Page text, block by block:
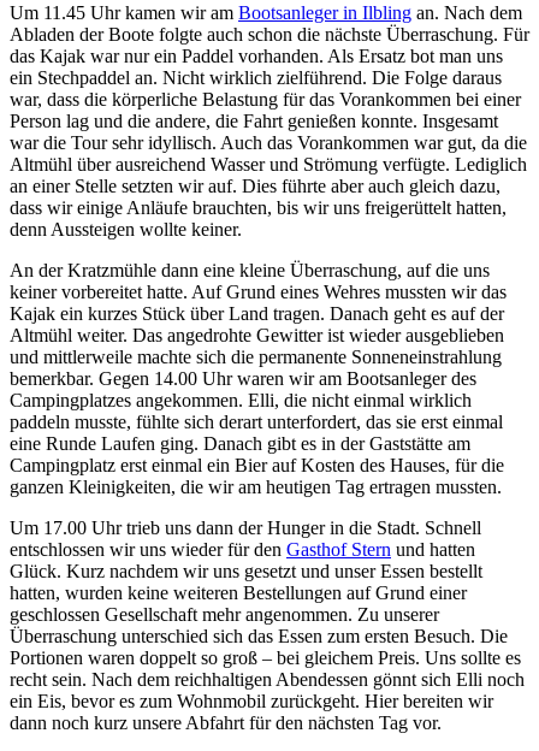
Um 11.45 Uhr kamen wir am Bootsanleger in Ilbling an. Nach dem
Abladen der Boote folgte auch schon die nächste Überraschung. Für
das Kajak war nur ein Paddel vorhanden. Als Ersatz bot man uns
ein Stechpaddel an. Nicht wirklich zielführend. Die Folge daraus
war, dass die körperliche Belastung für das Vorankommen bei einer
Person lag und die andere, die Fahrt genießen konnte. Insgesamt
war die Tour sehr idyllisch. Auch das Vorankommen war gut, da die
Altmühl über ausreichend Wasser und Strömung verfügte. Lediglich
an einer Stelle setzten wir auf. Dies führte aber auch gleich dazu,
dass wir einige Anläufe brauchten, bis wir uns freigerüttelt hatten,
denn Aussteigen wollte keiner.
An der Kratzmühle dann eine kleine Überraschung, auf die uns
keiner vorbereitet hatte. Auf Grund eines Wehres mussten wir das
Kajak ein kurzes Stück über Land tragen. Danach geht es auf der
Altmühl weiter. Das angedrohte Gewitter ist wieder ausgeblieben
und mittlerweile machte sich die permanente Sonneneinstrahlung
bemerkbar. Gegen 14.00 Uhr waren wir am Bootsanleger des
Campingplatzes angekommen. Elli, die nicht einmal wirklich
paddeln musste, fühlte sich derart unterfordert, das sie erst einmal
eine Runde Laufen ging. Danach gibt es in der Gaststätte am
Campingplatz erst einmal ein Bier auf Kosten des Hauses, für die
ganzen Kleinigkeiten, die wir am heutigen Tag ertragen mussten.
Um 17.00 Uhr trieb uns dann der Hunger in die Stadt. Schnell
entschlossen wir uns wieder für den Gasthof Stern und hatten
Glück. Kurz nachdem wir uns gesetzt und unser Essen bestellt
hatten, wurden keine weiteren Bestellungen auf Grund einer
geschlossen Gesellschaft mehr angenommen. Zu unserer
Überraschung unterschied sich das Essen zum ersten Besuch. Die
Portionen waren doppelt so groß – bei gleichem Preis. Uns sollte es
recht sein. Nach dem reichhaltigen Abendessen gönnt sich Elli noch
ein Eis, bevor es zum Wohnmobil zurückgeht. Hier bereiten wir
dann noch kurz unsere Abfahrt für den nächsten Tag vor.